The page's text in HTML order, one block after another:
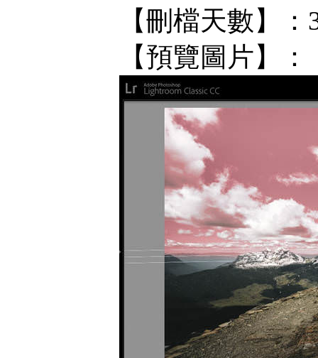
【刪檔天數】
【預覽圖片】：